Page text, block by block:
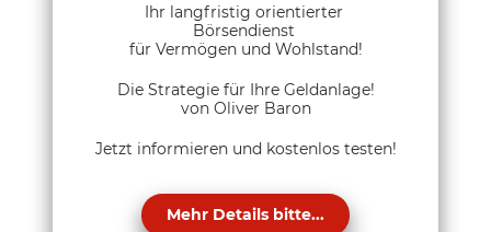
Ihr langfristig orientierter
Börsendienst
für Vermögen und Wohlstand!
Die Strategie für Ihre Geldanlage!
von Oliver Baron
Jetzt informieren und kostenlos testen!
Mehr Details bitte...